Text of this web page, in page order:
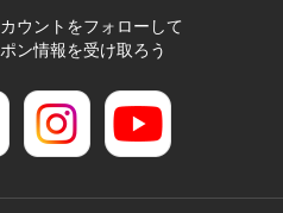
ウントをフォローして
ン情報を受け取ろう